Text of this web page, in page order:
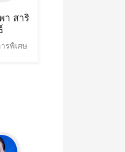
า สาริ
รพิเศษ